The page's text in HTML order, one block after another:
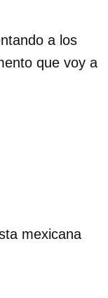
a los
que voy a
mexicana